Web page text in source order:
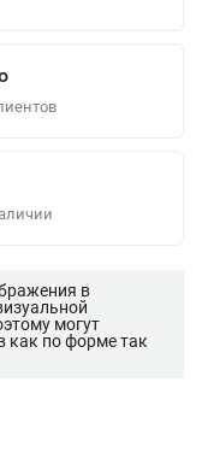
в
могут
как по форме так